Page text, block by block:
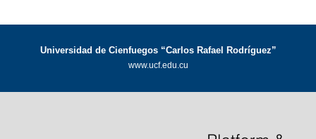
Universidad de Cienfuegos “Carlos Rafael Rodríguez”
www.ucf.edu.cu